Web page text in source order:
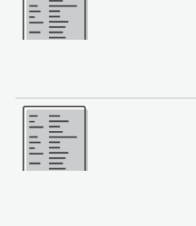
Dugang pa